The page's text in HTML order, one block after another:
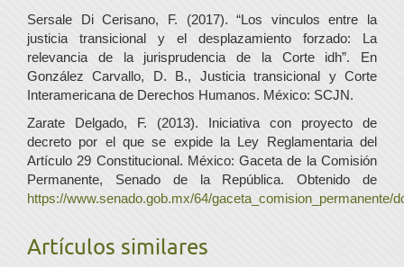
Sersale Di Cerisano, F. (2017). “Los vinculos entre la
justicia transicional y el desplazamiento forzado: La
relevancia de la jurisprudencia de la Corte idh”. En
González Carvallo, D. B., Justicia transicional y Corte
Interamericana de Derechos Humanos. México: SCJN.
Zarate Delgado, F. (2013). Iniciativa con proyecto de
decreto por el que se expide la Ley Reglamentaria del
Artículo 29 Constitucional. México: Gaceta de la Comisión
Permanente, Senado de la República. Obtenido de
https://www.senado.gob.mx/64/gaceta_comision_permanente/
Artículos similares